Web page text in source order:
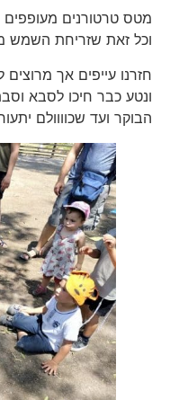
מטס טרטורנים מעופפים
וכל זאת שזריחת השמש
חזרנו עייפים אך מרוצים
ונטע כבר חיכו לסבא
הבוקר ועד שכוווולם יתעוררו.